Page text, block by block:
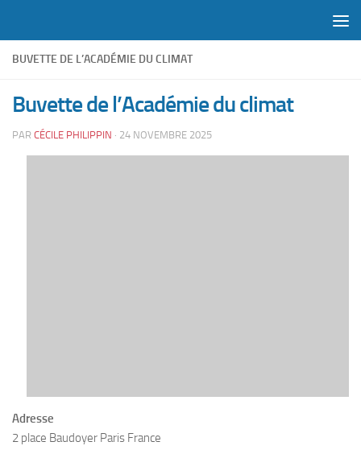
BUVETTE DE L’ACADÉMIE DU CLIMAT
Buvette de l’Académie du climat
PAR CÉCILE PHILIPPIN · 24 NOVEMBRE 2025
Adresse
2 place Baudoyer Paris France